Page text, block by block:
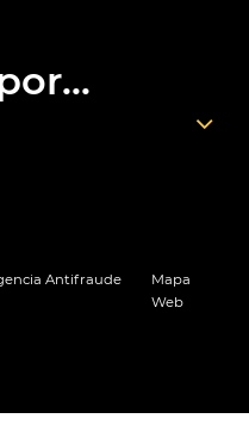
Antifraude
Mapa
Web